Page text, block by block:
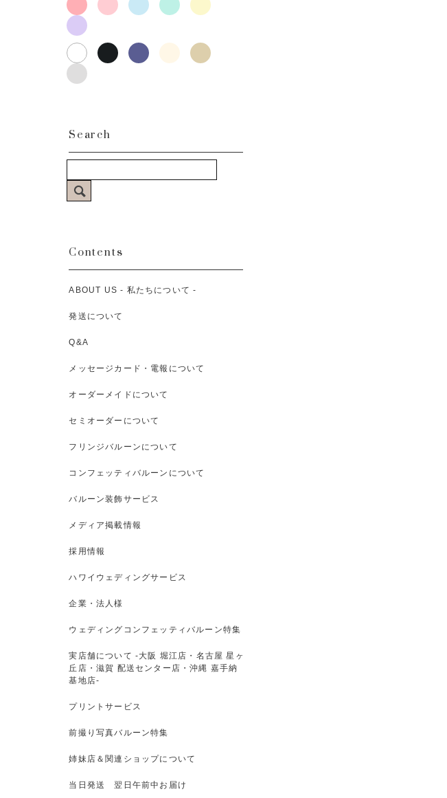
Search
Contents
ABOUT US - 私たちについて -
発送について
Q&A
メッセージカード・電報について
オーダーメイドについて
セミオーダーについて
フリンジバルーンについて
コンフェッティバルーンについて
バルーン装飾サービス
メディア掲載情報
採用情報
ハワイウェディングサービス
企業・法人様
ウェディングコンフェッティバルーン特集
実店舗について -大阪 堀江店・名古屋 星ヶ
丘店・滋賀 配送センター店・沖縄 嘉手納
基地店-
プリントサービス
前撮り写真バルーン特集
姉妹店＆関連ショップについて
当日発送 翌日午前中お届け